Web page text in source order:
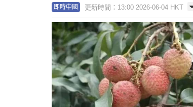
即時中國 更新時間：13:00 2026-06-04 HKT